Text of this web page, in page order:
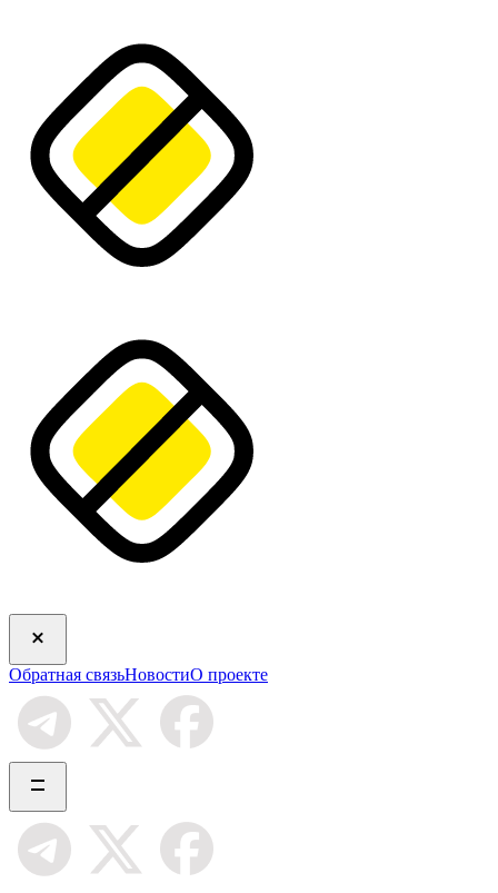
Обратная связьНовостиО проекте